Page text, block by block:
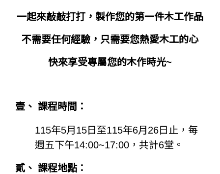
一起來敲敲打打，製作您的第一件木工作品
不需要任何經驗，只需要您熱愛木工的心
快來享受專屬您的木作時光~
壹、 課程時間：
115年5月15日至115年6月26日止，每
週五下午14:00~17:00，共計6堂。
貳、 課程地點：